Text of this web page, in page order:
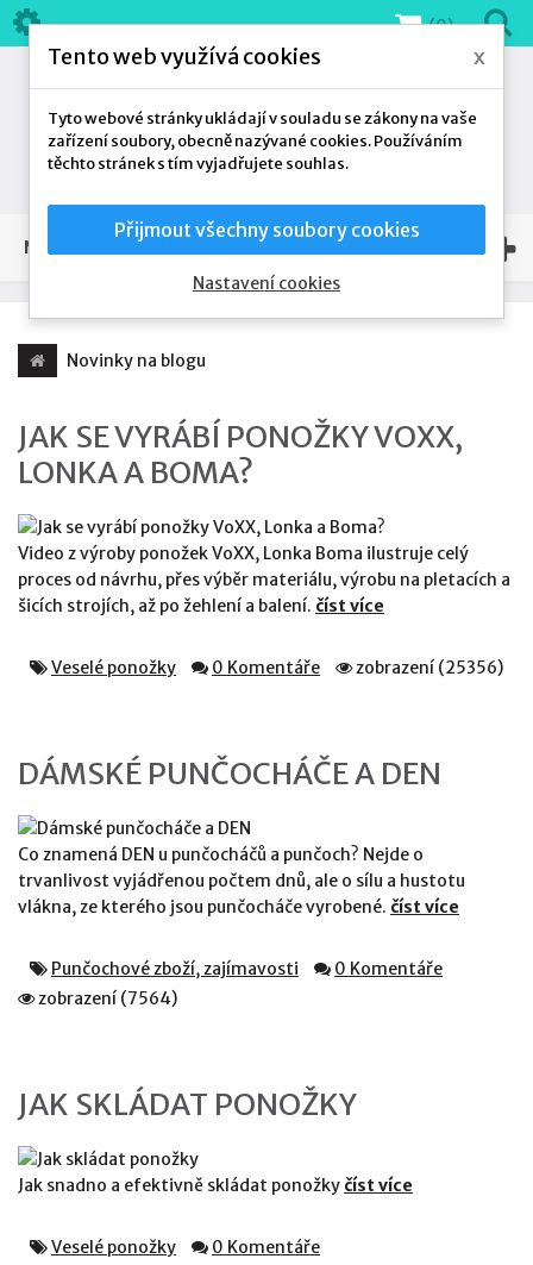
(0)
NAŠE NABÍDKA
Novinky na blogu
JAK SE VYRÁBÍ PONOŽKY VOXX,
LONKA A BOMA?
Video z výroby ponožek VoXX, Lonka Boma ilustruje celý
proces od návrhu, přes výběr materiálu, výrobu na pletacích a
šicích strojích, až po žehlení a balení. číst více
Veselé ponožky 0 Komentáře zobrazení (25356)
DÁMSKÉ PUNČOCHÁČE A DEN
Co znamená DEN u punčocháčů a punčoch? Nejde o
trvanlivost vyjádřenou počtem dnů, ale o sílu a hustotu
vlákna, ze kterého jsou punčocháče vyrobené. číst více
Punčochové zboží, zajímavosti
0 Komentáře
zobrazení (7564)
JAK SKLÁDAT PONOŽKY
Jak snadno a efektivně skládat ponožky číst více
Veselé ponožky
0 Komentáře
Tento web využívá cookies x
Tyto webové stránky ukládají v souladu se zákony na vaše
zařízení soubory, obecně nazývané cookies. Používáním
těchto stránek s tím vyjadřujete souhlas.
Přijmout všechny soubory cookies
Nastavení cookies